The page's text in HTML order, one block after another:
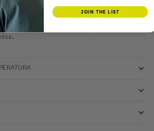
technology
funcionalidad. 9 opciones de
360º | Calefacción por delante, por
JOIN THE LIST